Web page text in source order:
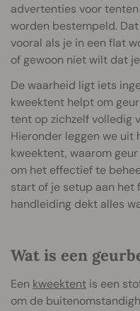
advertenties voor
worden bestempeld.
vooral als je in een flat
of gewoon niet wilt dat
De waarheid ligt iets
kweektent helpt om
tent op zichzelf volledig
Hieronder leggen we uit
kweektent, waarom
om het effectief te
start of je setup aan het
handleiding dekt alles
Wat is een
Een kweektent is een
om de